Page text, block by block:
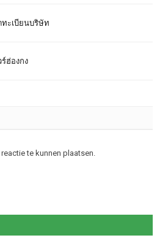
ทะเบียนบริษัท
ฮ่องกง
te kunnen plaatsen.